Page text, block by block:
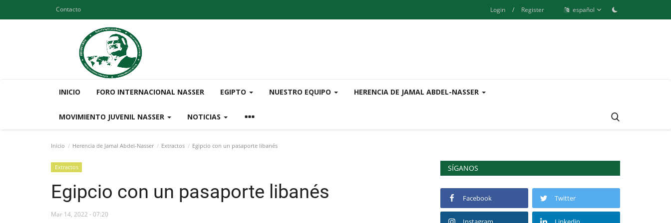
Contacto Login / Register español
INICIO FORO INTERNACIONAL NASSER EGIPTO NUESTRO EQUIPO HERENCIA DE JAMAL ABDEL-NASSER
MOVIMIENTO JUVENIL NASSER NOTICIAS
Inicio Herencia de Jamal Abdel-Nasser Extractos Egipcio con un pasaporte libanés
Extractos
Egipcio con un pasaporte libanés
Mar 14, 2022 - 07:20
SÍGANOS
Facebook Twitter